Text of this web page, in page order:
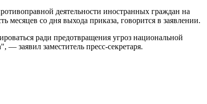
деятельности иностранных граждан на
со дня выхода приказа, говорится в заявлении.
ради предотвращения угроз национальной
заявил заместитель пресс-секретаря.